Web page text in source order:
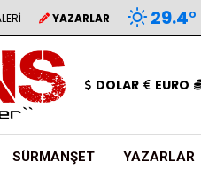
YAZARLAR 29.4°
DOLAR EURO
SÜRMANŞET YAZARLAR